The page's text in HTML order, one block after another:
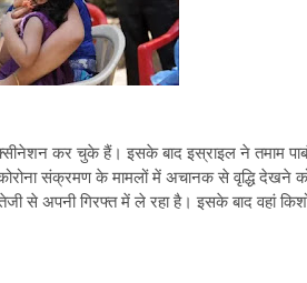
कर चुके हैं। इसके बाद इस्राइल ने तमाम
संक्रमण के मामलों में अचानक से वृद्धि देखने
से अपनी गिरफ्त में ले रहा है। इसके बाद वहां